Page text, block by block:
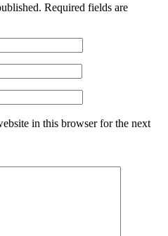
Required fields are
in this browser for the next